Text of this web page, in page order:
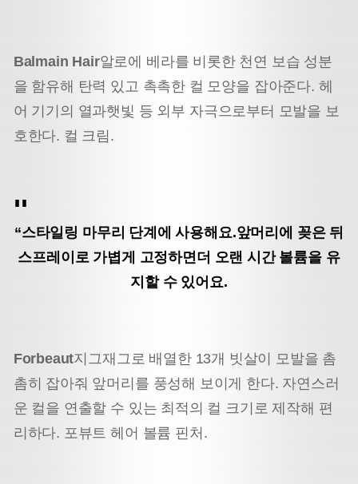
Balmain Hair알로에 베라를 비롯한 천연 보습 성분
을 함유해 탄력 있고 촉촉한 컬 모양을 잡아준다. 헤
어 기기의 열과햇빛 등 외부 자극으로부터 모발을 보
호한다. 컬 크림.
“스타일링 마무리 단계에 사용해요.앞머리에 꽂은 뒤
스프레이로 가볍게 고정하면더 오랜 시간 볼륨을 유
지할 수 있어요.
Forbeaut지그재그로 배열한 13개 빗살이 모발을 촘
촘히 잡아줘 앞머리를 풍성해 보이게 한다. 자연스러
운 컬을 연출할 수 있는 최적의 컬 크기로 제작해 편
리하다. 포뷰트 헤어 볼륨 핀처.